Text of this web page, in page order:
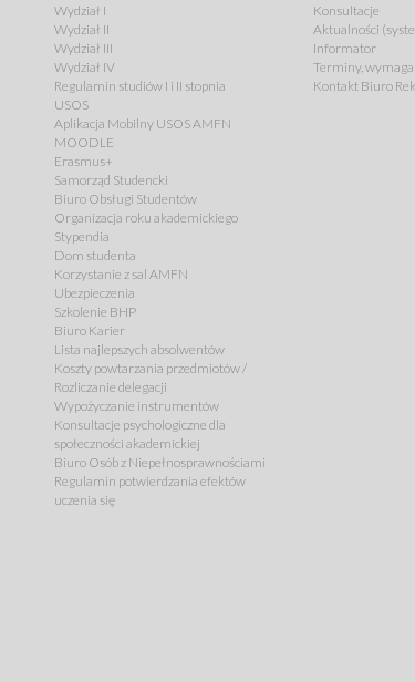
Wydział I
Wydział II
Wydział III
Wydział IV
Regulamin studiów I i II stopnia
USOS
Aplikacja Mobilny USOS AMFN
MOODLE
Erasmus+
Samorząd Studencki
Biuro Obsługi Studentów
Organizacja roku akademickiego
Stypendia
Dom studenta
Korzystanie z sal AMFN
Ubezpieczenia
Szkolenie BHP
Biuro Karier
Lista najlepszych absolwentów
Koszty powtarzania przedmiotów /
Rozliczanie delegacji
Wypożyczanie instrumentów
Konsultacje psychologiczne dla
społeczności akademickiej
Biuro Osób z Niepełnosprawnościami
Regulamin potwierdzania efektów
uczenia się
Konsultacje
Aktualności
Informator
Terminy,
Kontakt Biuro